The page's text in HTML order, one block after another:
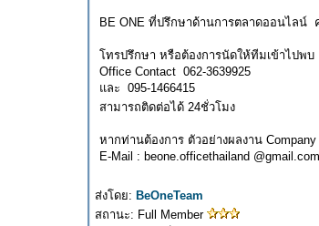
BE ONE ที่ปรึกษาด้านการตลาดออนไลน์
โทรปรึกษา หรือต้องการนัดให้ทีมเข้าไปพบ
Office Contact 062-3639925
และ 095-1466415
สามารถติดต่อได้ 24ชั่วโมง
หากท่านต้องการ ตัวอย่างผลงาน
E-Mail : beone.officethailand @gmail.com
ส่งโดย: BeOneTeam
สถานะ: Full Member